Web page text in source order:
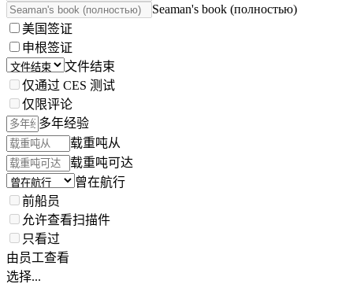
Seaman's book (полностью)
美国签证
申根签证
文件结束
仅通过 CES 测试
仅限评论
多年经验
载重吨从
载重吨可达
曾在航行
前船员
允许查看扫描件
只看过
由员工查看
选择...